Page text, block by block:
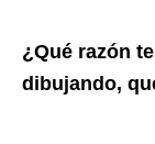
¿Qué razón
dibujando,